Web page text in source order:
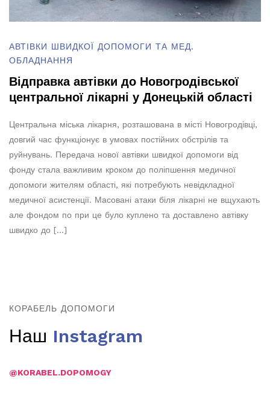
АВТІВКИ ШВИДКОЇ ДОПОМОГИ ТА МЕД.
ОБЛАДНАННЯ
Відправка автівки до Новогродівської
центральної лікарні у Донецькій області
Центральна міська лікарня, розташована в місті Новогродівці,
довгий час функціонує в умовах постійних обстрілів та
руйнувань. Передача нової автівки швидкої допомоги від
фонду стала важливим кроком до поліпшення медичної
допомоги жителям області, які потребують невідкладної
медичної асистенції. Масовані атаки біля лікарні не вщухають
але фондом по при це було куплено та доставлено автівку
швидко до […]
КОРАБЕЛЬ ДОПОМОГИ
Наш Instagram
@KORABEL.DOPOMOGY